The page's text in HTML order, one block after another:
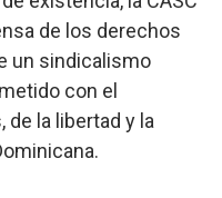
de los derechos
un sindicalismo
con el
de la libertad y la